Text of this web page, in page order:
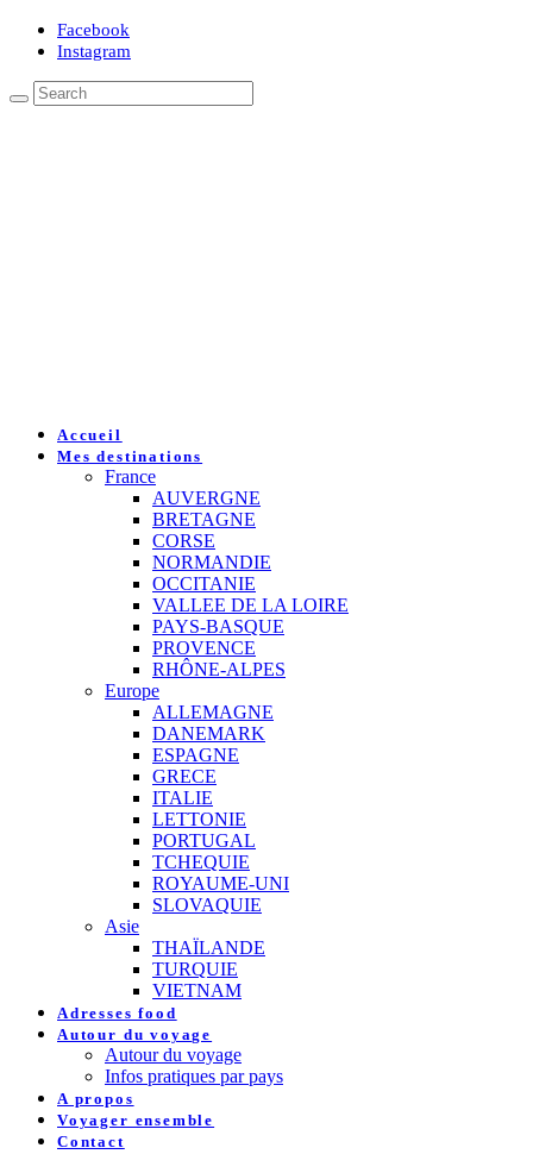
Facebook
Instagram
Accueil
Mes destinations
France
AUVERGNE
BRETAGNE
CORSE
NORMANDIE
OCCITANIE
VALLEE DE LA LOIRE
PAYS-BASQUE
PROVENCE
RHÔNE-ALPES
Europe
ALLEMAGNE
DANEMARK
ESPAGNE
GRECE
ITALIE
LETTONIE
PORTUGAL
TCHEQUIE
ROYAUME-UNI
SLOVAQUIE
Asie
THAÏLANDE
TURQUIE
VIETNAM
Adresses food
Autour du voyage
Autour du voyage
Infos pratiques par pays
A propos
Voyager ensemble
Contact